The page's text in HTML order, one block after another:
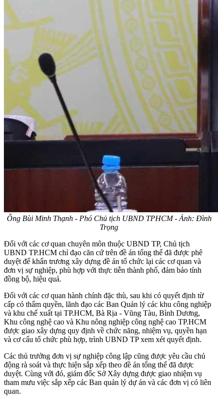
Ông Bùi Minh Thạnh - Phó Chủ tịch UBND TPHCM - Ảnh: Đình
Trọng
Đối với các cơ quan chuyên môn thuộc UBND TP, Chủ tịch
UBND TP.HCM chỉ đạo căn cứ trên đề án tổng thể đã được phê
duyệt để khẩn trương xây dựng đề án tổ chức lại các cơ quan và
đơn vị sự nghiệp, phù hợp với thực tiễn thành phố, đảm bảo tính
đồng bộ, hiệu quả.
Đối với các cơ quan hành chính đặc thù, sau khi có quyết định từ
cấp có thẩm quyền, lãnh đạo các Ban Quản lý các khu công nghiệp
và khu chế xuất tại TP.HCM, Bà Rịa - Vũng Tàu, Bình Dương,
Khu công nghệ cao và Khu nông nghiệp công nghệ cao TP.HCM
được giao xây dựng quy định về chức năng, nhiệm vụ, quyền hạn
và cơ cấu tổ chức phù hợp, trình UBND TP xem xét quyết định.
Các thủ trưởng đơn vị sự nghiệp công lập cũng được yêu cầu chủ
động rà soát và thực hiện sắp xếp theo đề án tổng thể đã được
duyệt. Cùng với đó, giám đốc Sở Xây dựng được giao nhiệm vụ
tham mưu việc sắp xếp các Ban quản lý dự án và các đơn vị có liên
quan.